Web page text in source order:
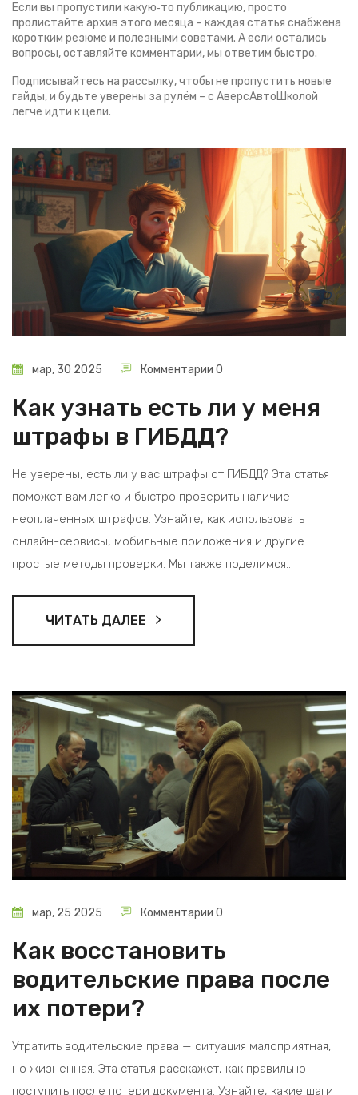
Если вы пропустили какую‑то публикацию, просто
пролистайте архив этого месяца – каждая статья снабжена
коротким резюме и полезными советами. А если остались
вопросы, оставляйте комментарии, мы ответим быстро.
Подписывайтесь на рассылку, чтобы не пропустить новые
гайды, и будьте уверены за рулём – с АверсАвтоШколой
легче идти к цели.
мар, 30 2025 Комментарии 0
Как узнать есть ли у меня
штрафы в ГИБДД?
Не уверены, есть ли у вас штрафы от ГИБДД? Эта статья
поможет вам легко и быстро проверить наличие
неоплаченных штрафов. Узнайте, как использовать
онлайн-сервисы, мобильные приложения и другие
простые методы проверки. Мы также поделимся
знать каждый водитель!
ЧИТАТЬ ДАЛЕЕ
мар, 25 2025 Комментарии 0
Как восстановить
водительские права после
их потери?
Утратить водительские права — ситуация малоприятная,
но жизненная. Эта статья расскажет, как правильно
поступить после потери документа. Узнайте, какие шаги